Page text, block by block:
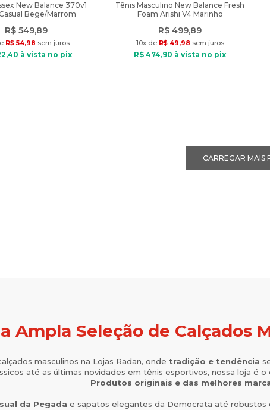
New Balance 370v1
Bege/Marrom
R$ 549,89
R$ 54,98 sem juros
,40 à vista no pix
Tênis Masculino New Balance Fresh
Foam Arishi V4 Marinho
R$ 499,89
10x de R$ 49,98 sem juros
R$ 474,90 à vista no pix
Ampla Seleção de Calçados
masculinos na Lojas Radan, onde tradição e tendência
até as últimas novidades em tênis esportivos, nossa loja é
Produtos originais e das melhores
da Pegada e sapatos elegantes da Democrata até robustos